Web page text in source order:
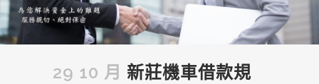
29 10 月 新莊機車借款規